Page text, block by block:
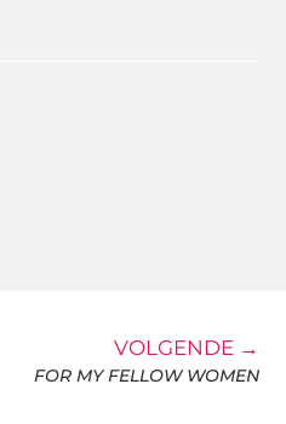
VOLGENDE →
FOR MY FELLOW WOMEN